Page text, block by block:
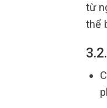
từ
thể